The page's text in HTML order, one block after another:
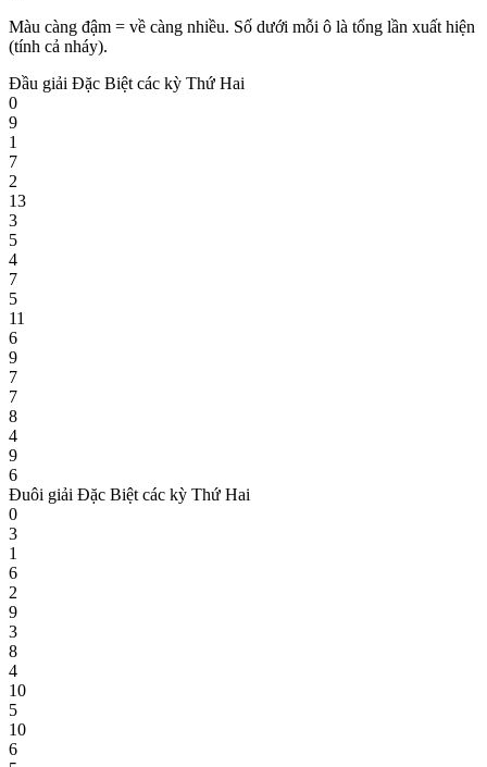
Màu càng đậm = về càng nhiều. Số dưới mỗi ô là tổng lần xuất hiện
(tính cả nháy).
Đầu giải Đặc Biệt các kỳ Thứ Hai
0
9
1
7
2
13
3
5
4
7
5
11
6
9
7
7
8
4
9
6
Đuôi giải Đặc Biệt các kỳ Thứ Hai
0
3
1
6
2
9
3
8
4
10
5
10
6